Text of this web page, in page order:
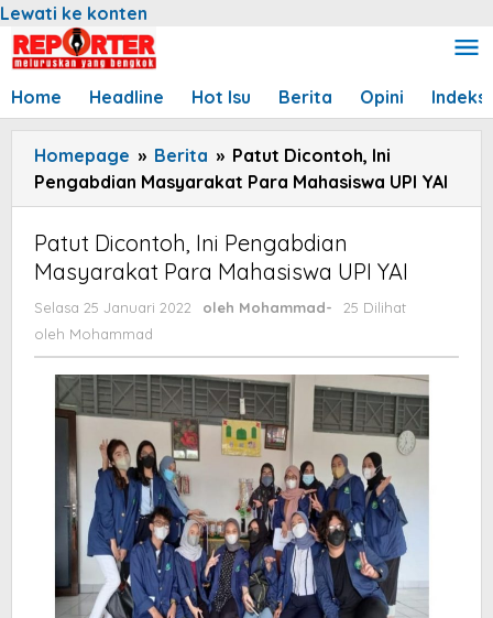
Lewati ke konten
Home Headline Hot Isu Berita Opini Indeks
Homepage » Berita » Patut Dicontoh, Ini
Pengabdian Masyarakat Para Mahasiswa UPI YAI
Patut Dicontoh, Ini Pengabdian
Masyarakat Para Mahasiswa UPI YAI
Selasa 25 Januari 2022 oleh Mohammad-
25 Dilihat
oleh Mohammad